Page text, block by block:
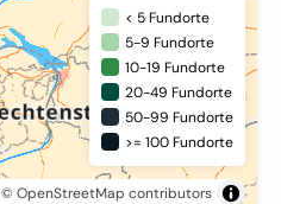
© OpenStreetMap contributors
< 5 Fundorte
5-9 Fundorte
10-19 Fundorte
20-49 Fundorte
50-99 Fundorte
>= 100 Fundorte